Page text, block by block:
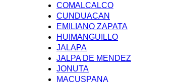
COMALCALCO
CUNDUACAN
EMILIANO ZAPATA
HUIMANGUILLO
JALAPA
JALPA DE MENDEZ
JONUTA
MACUSPANA